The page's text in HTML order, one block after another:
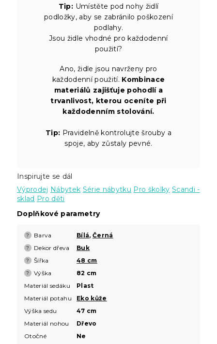
Tip: Umístěte pod nohy židlí
podložky, aby se zabránilo poškození
podlahy.
Jsou židle vhodné pro každodenní
použití?
Ano, židle jsou navrženy pro
každodenní použití. Kombinace
materiálů zajišťuje pohodlí a
trvanlivost, kterou oceníte při
každodenním stolování.
Tip: Pravidelně kontrolujte šrouby a
spoje, aby zůstaly pevné.
Inspirujte se dál
Výprodej Nábytek Série nábytku Pro školky Scandi -
sklad Pro děti
Doplňkové parametry
? Barva Bílá,Černá
? Dekor dřeva Buk
? Šířka 48 cm
? Výška
82 cm
Materiál sedáku
Plast
Materiál potahu
Eko kůže
Výška sedu
47 cm
Materiál nohou
Dřevo
Otočné
Ne